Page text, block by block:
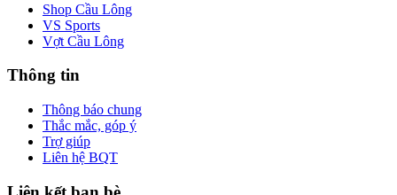
Shop Cầu Lông
VS Sports
Vợt Cầu Lông
Thông tin
Thông báo chung
Thắc mắc, góp ý
Trợ giúp
Liên hệ BQT